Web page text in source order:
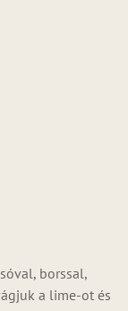
borssal,
a lime-ot és